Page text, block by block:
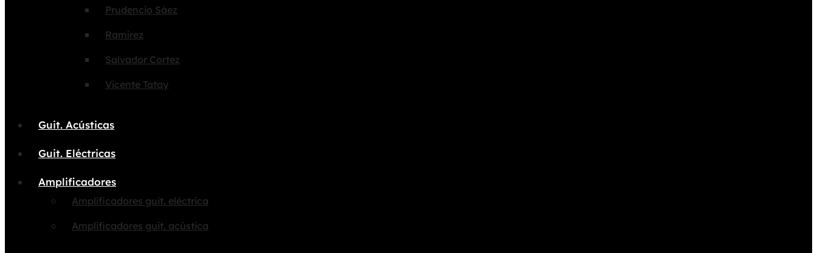
Prudencio Sáez
Ramírez
Salvador Cortez
Vicente Tatay
Guit. Acústicas
Guit. Eléctricas
Amplificadores
Amplificadores guit. eléctrica
Amplificadores guit. acústica